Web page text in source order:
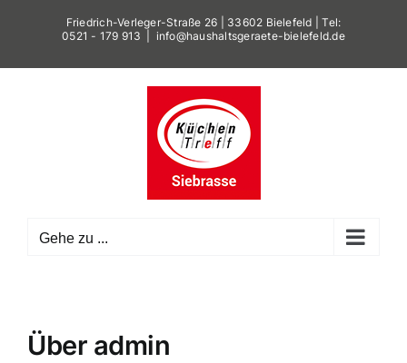
Friedrich-Verleger-Straße 26 | 33602 Bielefeld | Tel:
0521 - 179 913
info@haushaltsgeraete-bielefeld.de
Gehe zu ...
Über admin